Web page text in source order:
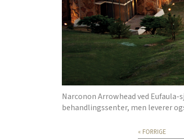
Narconon Arrowhead ved Eufaula-
behandlingssenter, men leverer
« FORRIGE